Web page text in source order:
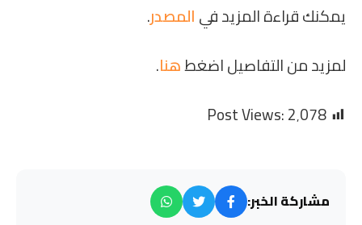
يمكنك قراءة المزيد فيالمصدر.
لمزيد من التفاصيل اضغطهنا.
Post Views:2٬078
مشاركة الخبر: